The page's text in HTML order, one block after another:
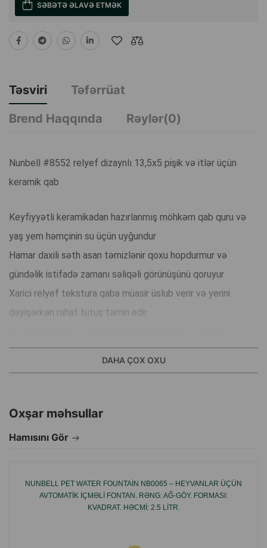
SƏBƏTƏ ƏLAVƏ ETMƏK
Təsviri
Təfərrüat
Brend Haqqında
Rəylər(0)
Nunbell #8552 relyef dizaynlı 13,5x5 pişik və itlər üçün
keramik qab
Keyfiyyətli keramikadan hazırlanmış möhkəm qab quru və
yaş yem həmçinin su üçün uyğundur
Hamar daxili səth asan təmizlənir qoxu hopdurmur və
gündəlik istifadə zamanı səliqəli görünüşünü qoruyur
Xarici relyef tekstura qaba müasir üslub verir və yerini
dəyişərkən rahat tutuş təmin edir
səliqəli edir
Neytral ağ rəng istənilən interyerə uyğunlaşır
DAHA ÇOX OXU
Oxşar məhsullar
Hamısını Gör
NUNBELL PET WATER FOUNTAIN NB0065 – HEYVANLAR ÜÇÜN
AVTOMATIK IÇMƏLI FONTAN. RƏNG: AĞ-GÖY. FORMASI:
KVADRAT. HƏCMI: 2.5 LITR.